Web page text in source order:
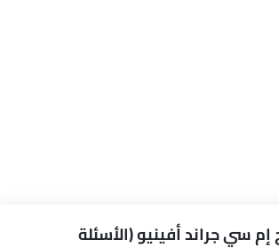
سي جراند أفينيو (الأسئلة